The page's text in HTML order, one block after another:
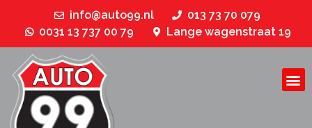
info@auto99.nl
013 73 70 079
0031 13 737 00 79
Lange wagenstraat 19